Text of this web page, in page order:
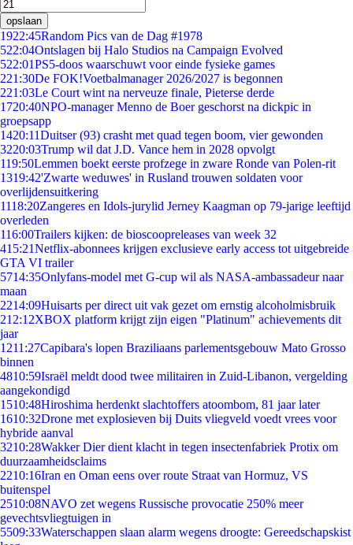
opslaan
1922:45Random Pics van de Dag #1978
522:04Ontslagen bij Halo Studios na Campaign Evolved
522:01PS5-doos waarschuwt voor einde fysieke games
221:30De FOK!Voetbalmanager 2026/2027 is begonnen
221:03Le Court wint na nerveuze finale, Pieterse derde
1720:40NPO-manager Menno de Boer geschorst na dickpic in
groepsapp
1420:11Duitser (93) crasht met quad tegen boom, vier gewonden
3220:03Trump wil dat J.D. Vance hem in 2028 opvolgt
119:50Lemmen boekt eerste profzege in zware Ronde van Polen-rit
1319:42'Zwarte weduwes' in Rusland trouwen soldaten voor
overlijdensuitkering
1118:20Zangeres en Idols-jurylid Jerney Kaagman op 79-jarige leeftijd
overleden
116:00Trailers kijken: de bioscoopreleases van week 32
415:21Netflix-abonnees krijgen exclusieve early access tot uitgebreide
GTA VI trailer
5714:35Onlyfans-model met G-cup wil als NASA-ambassadeur naar
maan
2214:09Huisarts per direct uit vak gezet om ernstig alcoholmisbruik
212:12XBOX platform krijgt zijn eigen "Platinum" achievements dit
jaar
1211:27Capibara's lopen Braziliaans parlementsgebouw Mato Grosso
binnen
4810:59Israël meldt dood twee militairen in Zuid-Libanon, vergelding
aangekondigd
1510:48Hiroshima herdenkt slachtoffers atoombom, 81 jaar later
1610:32Drone met explosieven bij Duits vliegveld voedt vrees voor
hybride aanval
3210:28Wakker Dier dient klacht in tegen insectenfabriek Protix om
duurzaamheidsclaims
2210:16Iran en Oman eens over route Straat van Hormuz, VS
buitenspel
2510:08NAVO zet wegens Russische provocatie 250% meer
gevechtsvliegtuigen in
5509:33Waterschappen slaan alarm wegens droogte: Gereedschapskist